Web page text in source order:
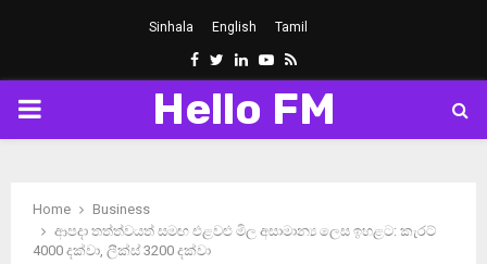
Sinhala English Tamil
Facebook
Twitter
LinkedinYoutube
Rss
PRIMARY
Hello FM
Home
Business
ආපදා තත්ත්වයත් සමඟ එළවළු මිල අසාමාන්‍ය ලෙස ඉහළට: කැරට්
4000 දක්වා, ලීක්ස් 3200 දක්වා